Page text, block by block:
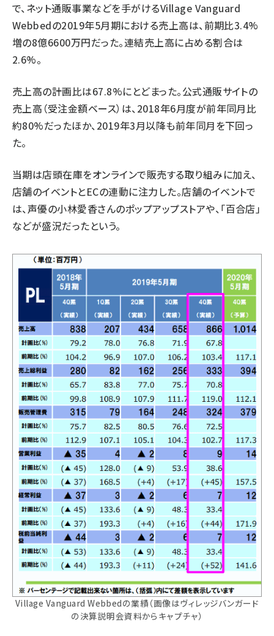
で、ネット通販事業などを手がけるVillage Vanguard
Webbedの2019年5月期における売上高は、前期比3.4%
増の8億6600万円だった。連結売上高に占める割合は
2.6%。
売上高の計画比は67.8%にとどまった。公式通販サイトの
売上高（受注金額ベース）は、2018年6月度が前年同月比
約80%だったほか、2019年3月以降も前年同月を下回っ
た。
当期は店頭在庫をオンラインで販売する取り組みに加え、
店舗のイベントとECの連動に注力した。店舗のイベントで
は、声優の小林愛香さんのポップアップストアや、「百合店」
などが盛況だったという。
Village Vanguard Webbedの業績（画像はヴィレッジバンガード
の決算説明会資料からキャプチャ）